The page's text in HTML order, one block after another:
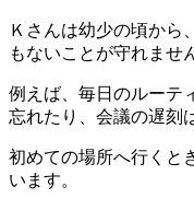
Ｋさんは幼少の頃から、
もないことが守れませ
例えば、毎日のルーテ
忘れたり、会議の遅刻
初めての場所へ行くと
います。